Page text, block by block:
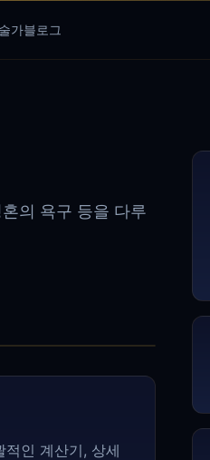
가블로그
의 욕구 등을 다루
인 계산기, 상세